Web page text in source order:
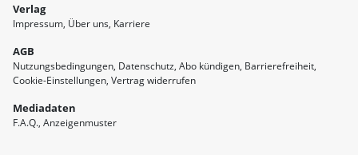
Verlag
Impressum Über uns Karriere
AGB
Nutzungsbedingungen Datenschutz Abo kündigen Barrierefreiheit
Cookie-Einstellungen Vertrag widerrufen
Mediadaten
F.A.Q. Anzeigenmuster